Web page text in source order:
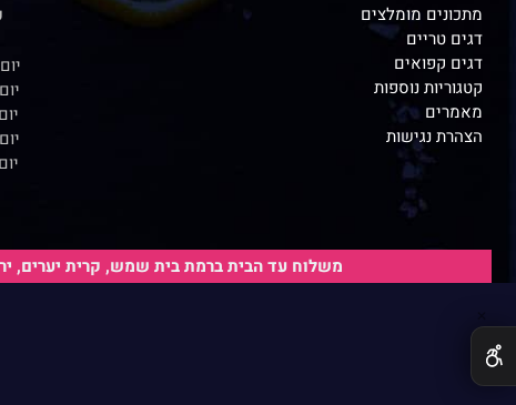
מתכונים מומלצים
דגים טריים
דגים קפואים
קטגוריות נוספות
מאמרים
הצהרת נגישות
יום ב
יום ג
יום ד
יום
יום ו
משלוח עד הבית ברמת בית שמש, קרית יערים,